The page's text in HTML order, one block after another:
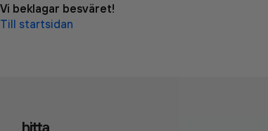
Vi beklagar besväret!
Till startsidan